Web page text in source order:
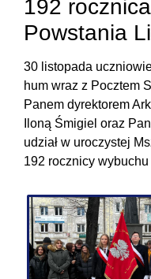
192
Powstania
30 listopada
hum wraz z Pocztem
Panem dyrektorem
Iloną Śmigiel oraz
udział w uroczystej
192 rocznicy